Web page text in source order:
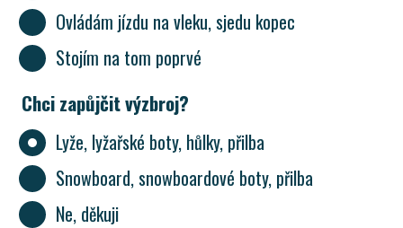
Ovládám jízdu na vleku, sjedu kopec
Stojím na tom poprvé
Chci zapůjčit výzbroj?
Lyže, lyžařské boty, hůlky, přilba
Snowboard, snowboardové boty, přilba
Ne, děkuji